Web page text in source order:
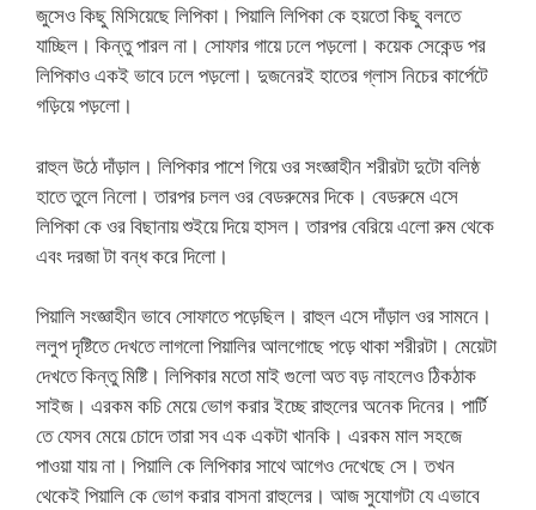
জুসেও কিছু মিসিয়েছে লিপিকা। পিয়ালি লিপিকা কে হয়তো কিছু বলতে
যাচ্ছিল। কিন্তু পারল না। সোফার গায়ে ঢলে পড়লো। কয়েক সেকেন্ড পর
লিপিকাও একই ভাবে ঢলে পড়লো। দুজনেরই হাতের গ্লাস নিচের কার্পেটে
গড়িয়ে পড়লো।
রাহুল উঠে দাঁড়াল। লিপিকার পাশে গিয়ে ওর সংজ্ঞাহীন শরীরটা দুটো বলিষ্ঠ
হাতে তুলে নিলো। তারপর চলল ওর বেডরুমের দিকে। বেডরুমে এসে
লিপিকা কে ওর বিছানায় শুইয়ে দিয়ে হাসল। তারপর বেরিয়ে এলো রুম থেকে
এবং দরজা টা বন্ধ করে দিলো।
পিয়ালি সংজ্ঞাহীন ভাবে সোফাতে পড়েছিল। রাহুল এসে দাঁড়াল ওর সামনে।
ললুপ দৃষ্টিতে দেখতে লাগলো পিয়ালির আলগোছে পড়ে থাকা শরীরটা। মেয়েটা
দেখতে কিন্তু মিষ্টি। লিপিকার মতো মাই গুলো অত বড় নাহলেও ঠিকঠাক
সাইজ। এরকম কচি মেয়ে ভোগ করার ইচ্ছে রাহুলের অনেক দিনের। পার্টি
তে যেসব মেয়ে চোদে তারা সব এক একটা খানকি। এরকম মাল সহজে
পাওয়া যায় না। পিয়ালি কে লিপিকার সাথে আগেও দেখেছে সে। তখন
থেকেই পিয়ালি কে ভোগ করার বাসনা রাহুলের। আজ সুযোগটা যে এভাবে